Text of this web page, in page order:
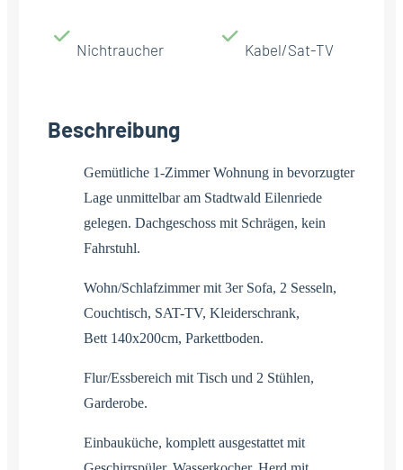
Nichtraucher Kabel/Sat-TV
Beschreibung
Gemütliche 1-Zimmer Wohnung in bevorzugter
Lage unmittelbar am Stadtwald Eilenriede
gelegen. Dachgeschoss mit Schrägen, kein
Fahrstuhl.
Wohn/Schlafzimmer mit 3er Sofa, 2 Sesseln,
Couchtisch, SAT-TV, Kleiderschrank,
Bett 140x200cm, Parkettboden.
Flur/Essbereich mit Tisch und 2 Stühlen,
Garderobe.
Einbauküche, komplett ausgestattet mit